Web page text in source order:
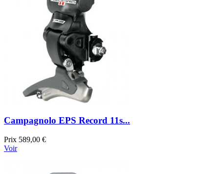
Campagnolo EPS Record 11s...
Prix 589,00 €
Voir